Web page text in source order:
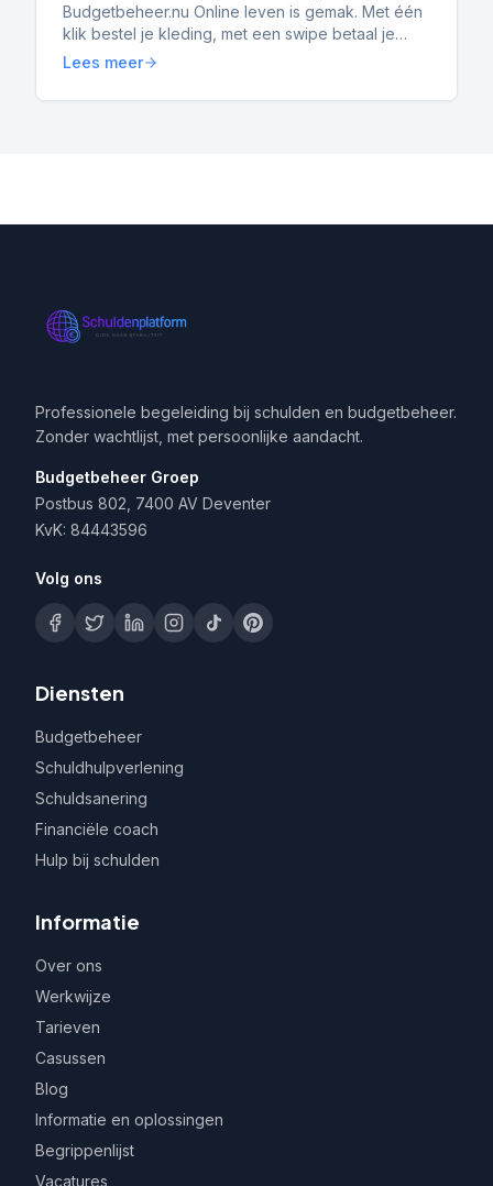
Budgetbeheer.nu Online leven is gemak. Met één
klik bestel je kleding, met een swipe betaal je
achteraf en met een app heb je direct inzicht in je
Lees meer
Professionele begeleiding bij schulden en budgetbeheer.
Zonder wachtlijst, met persoonlijke aandacht.
Budgetbeheer Groep
Postbus 802, 7400 AV Deventer
KvK: 84443596
Volg ons
Diensten
Budgetbeheer
Schuldhulpverlening
Schuldsanering
Financiële coach
Hulp bij schulden
Informatie
Over ons
Werkwijze
Tarieven
Casussen
Blog
Informatie en oplossingen
Begrippenlijst
Vacatures